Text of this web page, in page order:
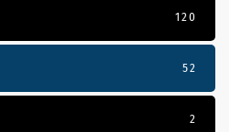
120
52
2